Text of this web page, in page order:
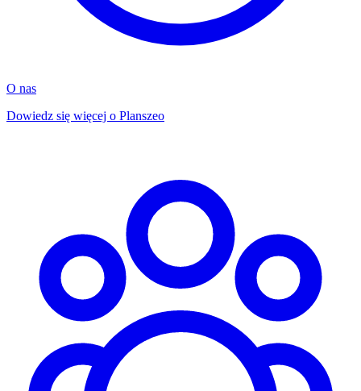
O nas
Dowiedz się więcej o Planszeo